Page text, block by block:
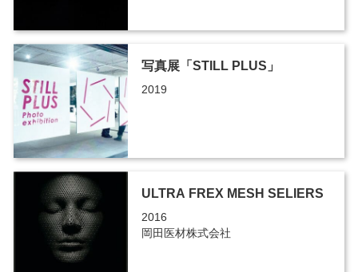
写真展「STILL PLUS」
2019
ULTRA FREX MESH SELIERS
2016
岡田医材株式会社